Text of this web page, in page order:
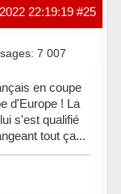
#25
22:19:19
7 007
en coupe
d'Europe ! La
s'est qualifié
tout ça...